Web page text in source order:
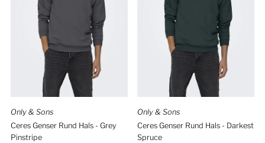
Only & Sons
Ceres Genser Rund Hals - Grey
Pinstripe
Only & Sons
Ceres Genser Rund Hals - Darkest
Spruce